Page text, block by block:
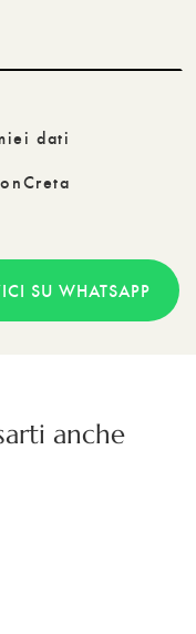
dati
SU WHATSAPP
anche